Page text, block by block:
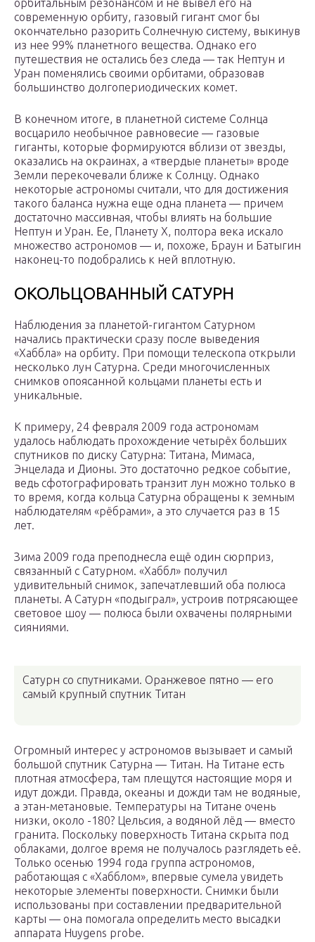
орбитальным резонансом и не вывел его на
современную орбиту, газовый гигант смог бы
окончательно разорить Солнечную систему, выкинув
из нее 99% планетного вещества. Однако его
путешествия не остались без следа — так Нептун и
Уран поменялись своими орбитами, образовав
большинство долгопериодических комет.
В конечном итоге, в планетной системе Солнца
восцарило необычное равновесие — газовые
гиганты, которые формируются вблизи от звезды,
оказались на окраинах, а «твердые планеты» вроде
Земли перекочевали ближе к Солнцу. Однако
некоторые астрономы считали, что для достижения
такого баланса нужна еще одна планета — причем
достаточно массивная, чтобы влиять на большие
Нептун и Уран. Ее, Планету X, полтора века искало
множество астрономов — и, похоже, Браун и Батыгин
наконец-то подобрались к ней вплотную.
ОКОЛЬЦОВАННЫЙ САТУРН
Наблюдения за планетой-гигантом Сатурном
начались практически сразу после выведения
«Хаббла» на орбиту. При помощи телескопа открыли
несколько лун Сатурна. Среди многочисленных
снимков опоясанной кольцами планеты есть и
уникальные.
К примеру, 24 февраля 2009 года астрономам
удалось наблюдать прохождение четырёх больших
спутников по диску Сатурна: Титана, Мимаса,
Энцелада и Дионы. Это достаточно редкое событие,
ведь сфотографировать транзит лун можно только в
то время, когда кольца Сатурна обращены к земным
наблюдателям «рёбрами», а это случается раз в 15
лет.
Зима 2009 года преподнесла ещё один сюрприз,
связанный с Сатурном. «Хаббл» получил
удивительный снимок, запечатлевший оба полюса
планеты. А Сатурн «подыграл», устроив потрясающее
световое шоу — полюса были охвачены полярными
сияниями.
Сатурн со спутниками. Оранжевое пятно — его
самый крупный спутник Титан
Огромный интерес у астрономов вызывает и самый
большой спутник Сатурна — Титан. На Титане есть
плотная атмосфера, там плещутся настоящие моря и
идут дожди. Правда, океаны и дожди там не водяные,
а этан-метановые. Температуры на Титане очень
низки, около -180? Цельсия, а водяной лёд — вместо
гранита. Поскольку поверхность Титана скрыта под
облаками, долгое время не получалось разглядеть её.
Только осенью 1994 года группа астрономов,
работающая с «Хабблом», впервые сумела увидеть
некоторые элементы поверхности. Снимки были
использованы при составлении предварительной
карты — она помогала определить место высадки
аппарата Huygens probe.